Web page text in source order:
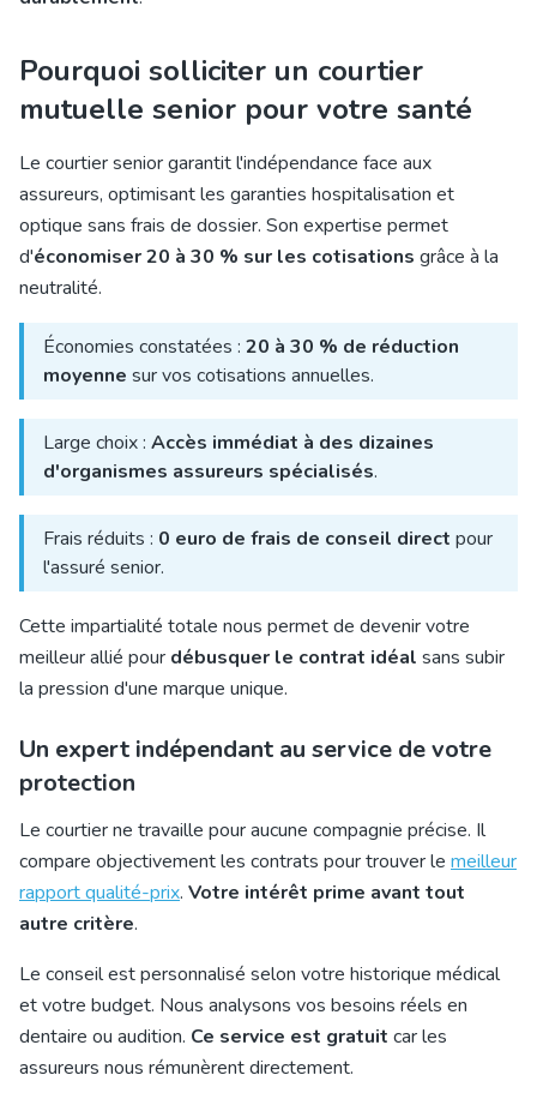
Pourquoi solliciter un courtier
mutuelle senior pour votre santé
Le courtier senior garantit l'indépendance face aux
assureurs, optimisant les garanties hospitalisation et
optique sans frais de dossier. Son expertise permet
d'économiser 20 à 30 % sur les cotisations grâce à la
neutralité.
Économies constatées : 20 à 30 % de réduction
moyenne sur vos cotisations annuelles.
Large choix : Accès immédiat à des dizaines
d'organismes assureurs spécialisés.
Frais réduits : 0 euro de frais de conseil direct pour
l'assuré senior.
Cette impartialité totale nous permet de devenir votre
meilleur allié pour débusquer le contrat idéal sans subir
la pression d'une marque unique.
Un expert indépendant au service de votre
protection
Le courtier ne travaille pour aucune compagnie précise. Il
compare objectivement les contrats pour trouver le meilleur
rapport qualité-prix. Votre intérêt prime avant tout
autre critère.
Le conseil est personnalisé selon votre historique médical
et votre budget. Nous analysons vos besoins réels en
dentaire ou audition. Ce service est gratuit car les
assureurs nous rémunèrent directement.